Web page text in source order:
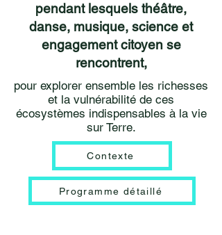
pendant lesquels théâtre,
danse, musique, science et
engagement citoyen se
rencontrent,
pour explorer ensemble les richesses
et la vulnérabilité de ces
écosystèmes indispensables à la vie
sur Terre.
Contexte
Programme détaillé